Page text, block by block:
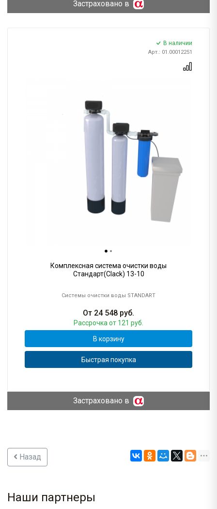
Застраховано в
В наличии
Арт.: 01.00012251
Комплексная система очистки воды
Стандарт(Clack) 13-10
Системы очистки воды STANDART
От 24 548 руб.
Рассрочка от 121 руб.
В корзину
Быстрая покупка
Застраховано в
Назад
Наши партнеры